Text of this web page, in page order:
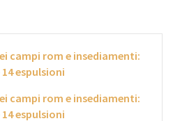
campi rom e insediamenti:
espulsioni
campi rom e insediamenti:
espulsioni